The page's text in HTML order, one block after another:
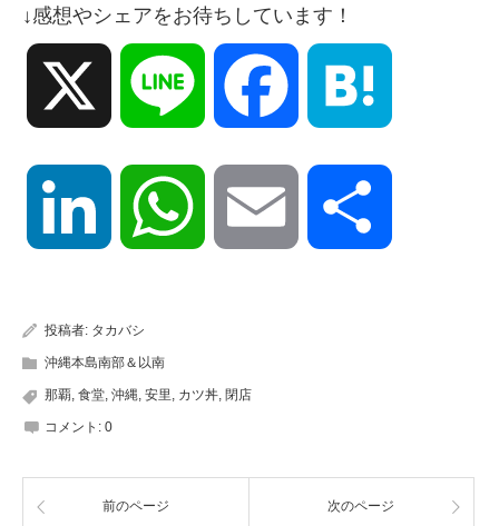
↓感想やシェアをお待ちしています！
Line Facebook
LinkedIn WhatsApp Email
投稿者: タカバシ
沖縄本島南部＆以南
那覇 食堂 沖縄 安里 カツ丼 閉店
コメント: 0
前のページ 次のページ